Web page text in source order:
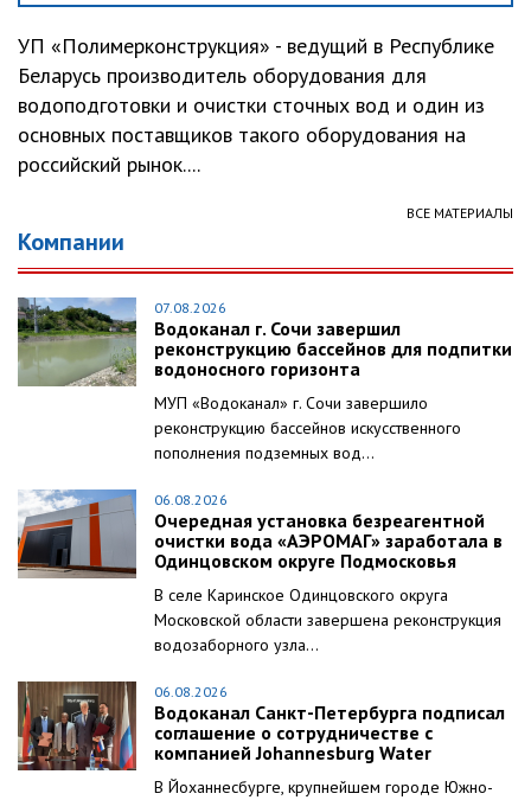
УП «Полимерконструкция» - ведущий в Республике
Беларусь производитель оборудования для
водоподготовки и очистки сточных вод и один из
основных поставщиков такого оборудования на
российский рынок....
ВСЕ МАТЕРИАЛЫ
Компании
07.08.2026
Водоканал г. Сочи завершил
реконструкцию бассейнов для подпитки
водоносного горизонта
МУП «Водоканал» г. Сочи завершило
реконструкцию бассейнов искусственного
пополнения подземных вод...
06.08.2026
Очередная установка безреагентной
очистки вода «АЭРОМАГ» заработала в
Одинцовском округе Подмосковья
В селе Каринское Одинцовского округа
Московской области завершена реконструкция
водозаборного узла...
06.08.2026
Водоканал Санкт-Петербурга подписал
соглашение о сотрудничестве с
компанией Johannesburg Water
В Йоханнесбурге, крупнейшем городе Южно-